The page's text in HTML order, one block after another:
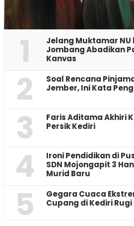
1
Jelang Muktamar NU
Jombang Abadikan
Kanvas
2
‎Soal Rencana
Jember, Ini Kata
3
Faris Aditama Akhiri
Persik Kediri
4
Ironi Pendidikan di
SDN Mojongapit 3
Murid Baru
5
‎Gegara Cuaca
Cupang di Kediri